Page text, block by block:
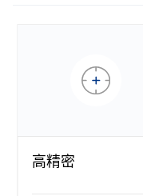
高精密